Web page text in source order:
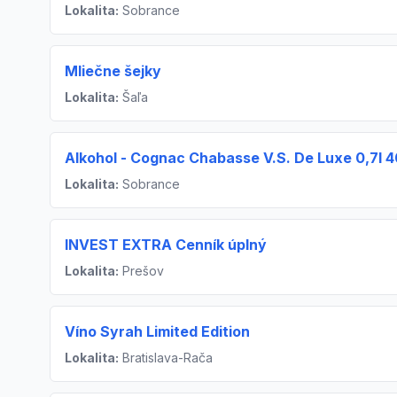
Lokalita: Sobrance
Mliečne šejky
Lokalita: Šaľa
Alkohol - Cognac Chabasse V.S. De Luxe 0,7l
Lokalita: Sobrance
INVEST EXTRA Cenník úplný
Lokalita: Prešov
Víno Syrah Limited Edition
Lokalita: Bratislava-Rača